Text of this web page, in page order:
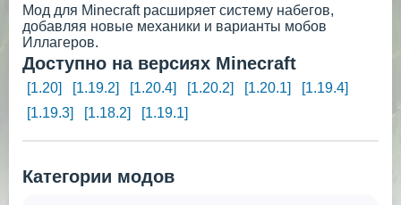
Мод для Minecraft расширяет систему набегов,
добавляя новые механики и варианты мобов
Иллагеров.
Доступно на версиях Minecraft
[1.20] [1.19.2] [1.20.4] [1.20.2] [1.20.1]
[1.19.4]
[1.19.3]
[1.18.2] [1.19.1]
Категории модов